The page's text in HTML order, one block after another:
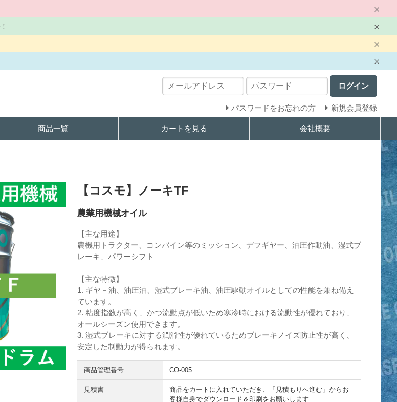
ログイン
パスワードをお忘れの方 新規会員登録
商品一覧 カートを見る 会社概要
【コスモ】ノーキTF
農業用機械オイル
【主な用途】
農機用トラクター、コンバイン等のミッション、デフギヤー、油圧作動油、湿式ブ
レーキ、パワーシフト
【主な特徴】
1. ギヤ－油、油圧油、湿式ブレーキ油、油圧駆動オイルとしての性能を兼ね備え
ています。
2. 粘度指数が高く、かつ流動点が低いため寒冷時における流動性が優れており、
オールシーズン使用できます。
3. 湿式ブレーキに対する潤滑性が優れているためブレーキノイズ防止性が高く、
安定した制動力が得られます。
商品管理番号 CO-005
見積書
商品をカートに入れていただき、「見積もりへ進む」からお
客様自身でダウンロード＆印刷をお願いします